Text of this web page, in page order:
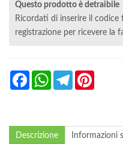
Questo prodotto è detraibile
Ricordati di inserire il
registrazione per ricevere la
FacebookWhatsAppTelegram
Descrizione Informazioni